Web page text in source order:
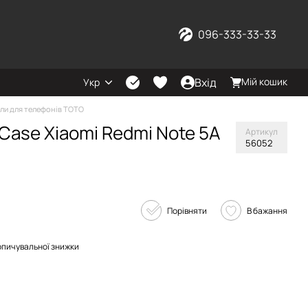
096-333-33-33
Укр Вхід Мій кошик
для телефонів TOTO
Xiaomi Redmi Note 5A
Артикул
56052
Порівняти В бажання
знижки